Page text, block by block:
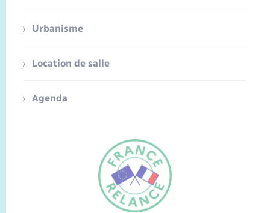
FR
Urbanisme
Location de salle
Agenda